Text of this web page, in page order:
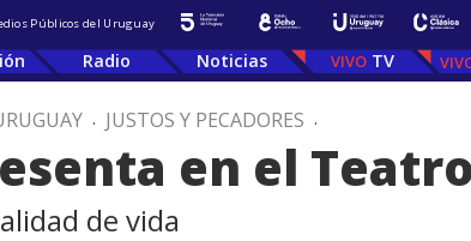
Públicos del Uruguay
Radio Noticias TV
. JUSTOS Y PECADORES .
en el
de vida